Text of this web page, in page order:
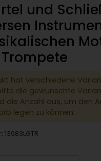
und
hat verschiedene
die gewünschte
die Anzahl aus, um den
legen zu können.
13983LGTR